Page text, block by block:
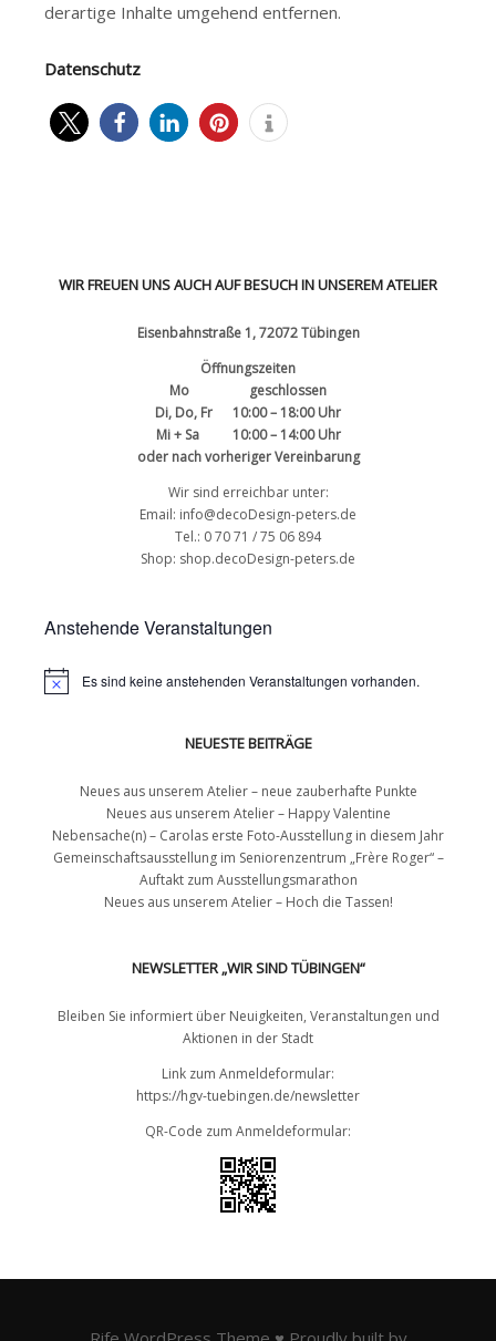
derartige Inhalte umgehend entfernen.
Datenschutz
WIR FREUEN UNS AUCH AUF BESUCH IN UNSEREM ATELIER
Eisenbahnstraße 1, 72072 Tübingen
Öffnungszeiten
Mo geschlossen
Di, Do, Fr 10:00 – 18:00 Uhr
Mi + Sa 10:00 – 14:00 Uhr
oder nach vorheriger Vereinbarung
Wir sind erreichbar unter:
Email: info@decoDesign-peters.de
Tel.: 0 70 71 / 75 06 894
Shop: shop.decoDesign-peters.de
Anstehende Veranstaltungen
Es sind keine anstehenden Veranstaltungen vorhanden.
NEUESTE BEITRÄGE
Neues aus unserem Atelier – neue zauberhafte Punkte
Neues aus unserem Atelier – Happy Valentine
Nebensache(n) – Carolas erste Foto-Ausstellung in diesem Jahr
Gemeinschaftsausstellung im Seniorenzentrum „Frère Roger“ –
Auftakt zum Ausstellungsmarathon
Neues aus unserem Atelier – Hoch die Tassen!
NEWSLETTER „WIR SIND TÜBINGEN“
Bleiben Sie informiert über Neuigkeiten, Veranstaltungen und
Aktionen in der Stadt
Link zum Anmeldeformular:
https://hgv-tuebingen.de/newsletter
QR-Code zum Anmeldeformular: